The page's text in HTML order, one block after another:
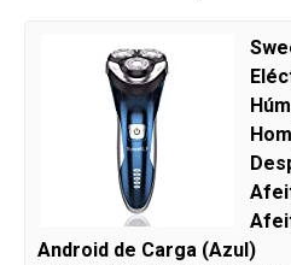
Android de Carga (Azul)